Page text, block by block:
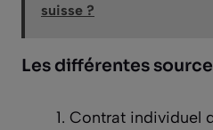
suisse ?
Les différentes
Contrat individuel